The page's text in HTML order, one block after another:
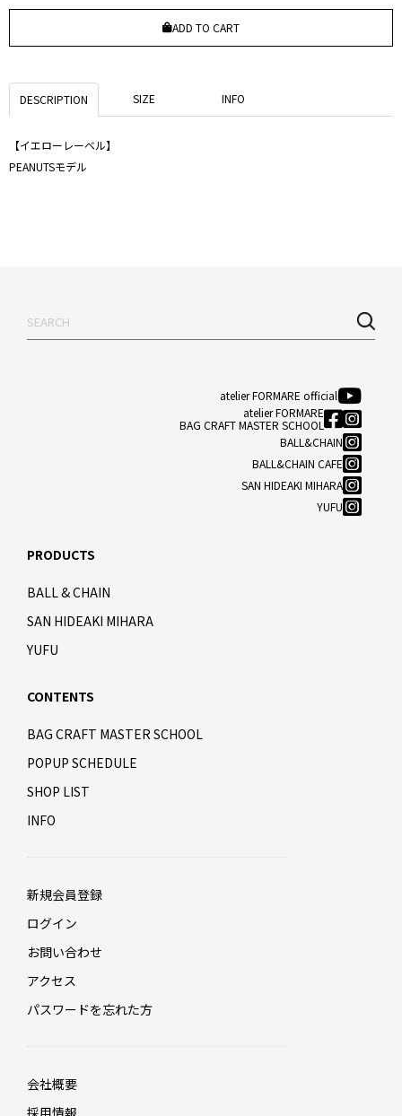
ADD TO CART
DESCRIPTION SIZE INFO
【イエローレーベル】
PEANUTSモデル
atelier FORMARE official
atelier FORMARE
BAG CRAFT MASTER SCHOOL
BALL&CHAIN
BALL&CHAIN CAFE
SAN HIDEAKI MIHARA
YUFU
PRODUCTS
BALL & CHAIN
SAN HIDEAKI MIHARA
YUFU
CONTENTS
BAG CRAFT MASTER SCHOOL
POPUP SCHEDULE
SHOP LIST
INFO
新規会員登録
ログイン
お問い合わせ
アクセス
パスワードを忘れた方
会社概要